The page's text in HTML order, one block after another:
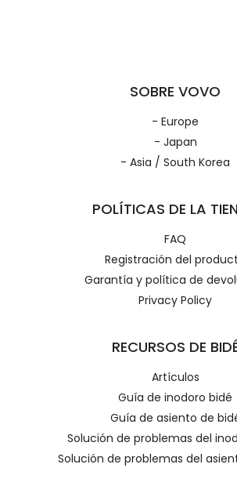
SOBRE VOVO
- Europe
- Japan
- Asia / South Korea
POLÍTICAS DE LA
FAQ
Registración del
Garantía y política de
Privacy Policy
RECURSOS DE
Artículos
Guía de inodoro bidé
Guía de asiento de
Solución de problemas del
Solución de problemas del